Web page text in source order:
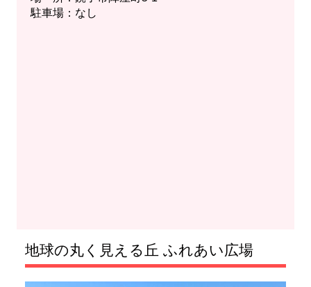
駐車場：なし
地球の丸く見える丘 ふれあい広場